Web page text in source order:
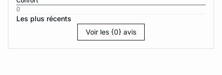
0
Les plus récents
Voir les {0} avis